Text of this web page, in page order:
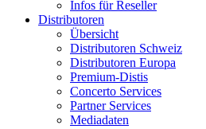
Infos für Reseller
Distributoren
Übersicht
Distributoren Schweiz
Distributoren Europa
Premium-Distis
Concerto Services
Partner Services
Mediadaten